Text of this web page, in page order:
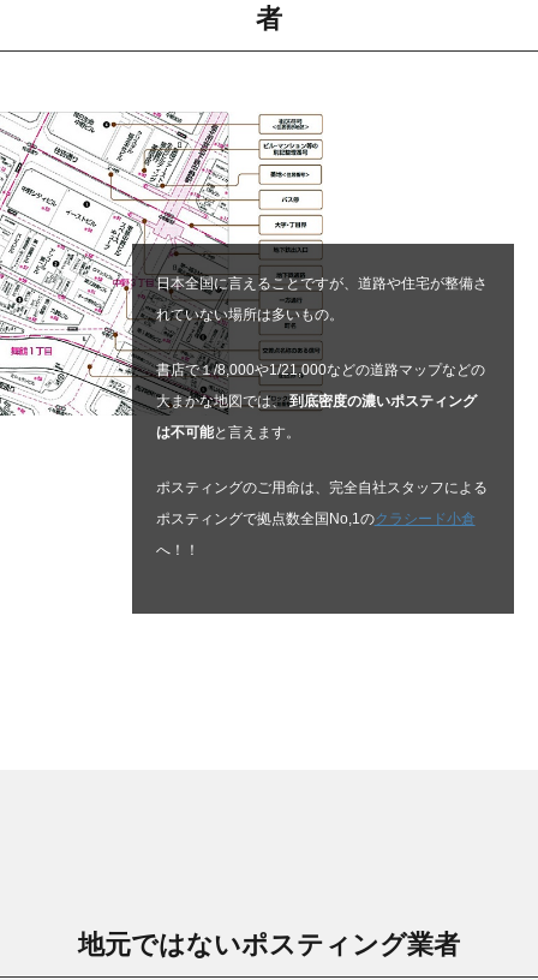
者
日本全国に言えることですが、道路や住宅が整備さ
れていない場所は多いもの。
書店で１/8,000や1/21,000などの道路マップなどの
大まかな地図では、到底密度の濃いポスティング
は不可能と言えます。
ポスティングのご用命は、完全自社スタッフによる
ポスティングで拠点数全国No,1のクラシード小倉
へ！！
地元ではないポスティング業者